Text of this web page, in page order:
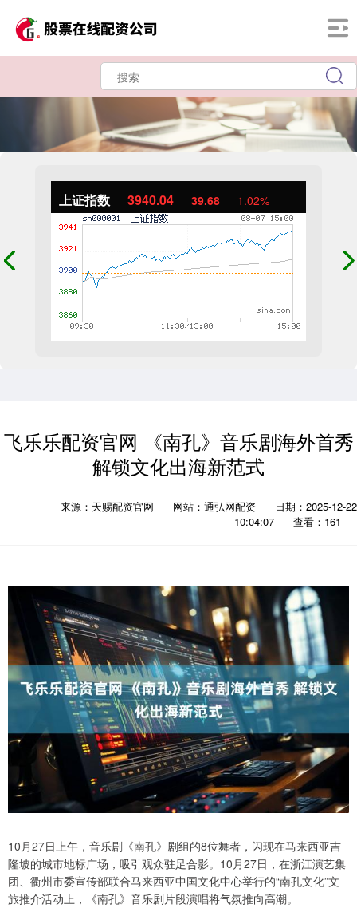
上证指数 3940.04 39.68 1.02%
飞乐乐配资官网 《南孔》音乐剧海外首秀
解锁文化出海新范式
来源：天赐配资官网 网站：通弘网配资
日期：2025-12-22
10:04:07
查看：161
10月27日上午，音乐剧《南孔》剧组的8位舞者，闪现在马来西亚吉
隆坡的城市地标广场，吸引观众驻足合影。10月27日，在浙江演艺集
团、衢州市委宣传部联合马来西亚中国文化中心举行的“南孔文化”文
旅推介活动上，《南孔》音乐剧片段演唱将气氛推向高潮。